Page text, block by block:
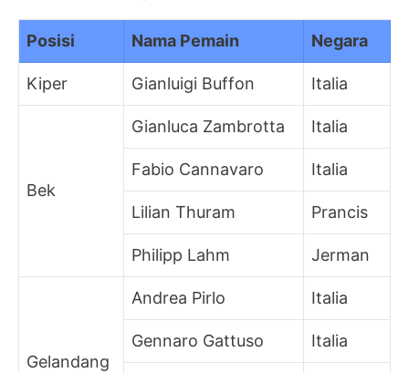
Posisi Nama Pemain Negara
Kiper Gianluigi Buffon Italia
Bek
Gianluca Zambrotta Italia
Fabio Cannavaro Italia
Lilian Thuram Prancis
Philipp Lahm Jerman
Gelandang
Andrea Pirlo Italia
Gennaro Gattuso Italia